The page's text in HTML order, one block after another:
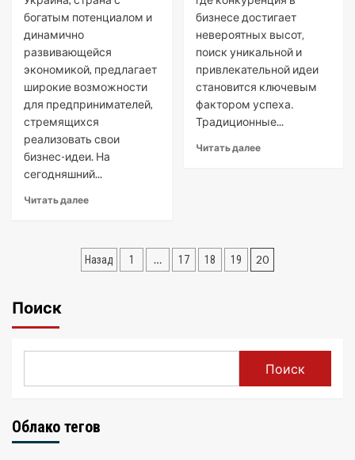
богатым потенциалом и
динамично
развивающейся
экономикой, предлагает
широкие возможности
для предпринимателей,
стремящихся
реализовать свои
бизнес-идеи. На
сегодняшний...
Читать далее
бизнесе достигает
невероятных высот‚
поиск уникальной и
привлекательной идеи
становится ключевым
фактором успеха․
Традиционные...
Читать далее
Пагинация
Назад 1 … 17 18 19 20
Поиск
Поиск
Облако тегов